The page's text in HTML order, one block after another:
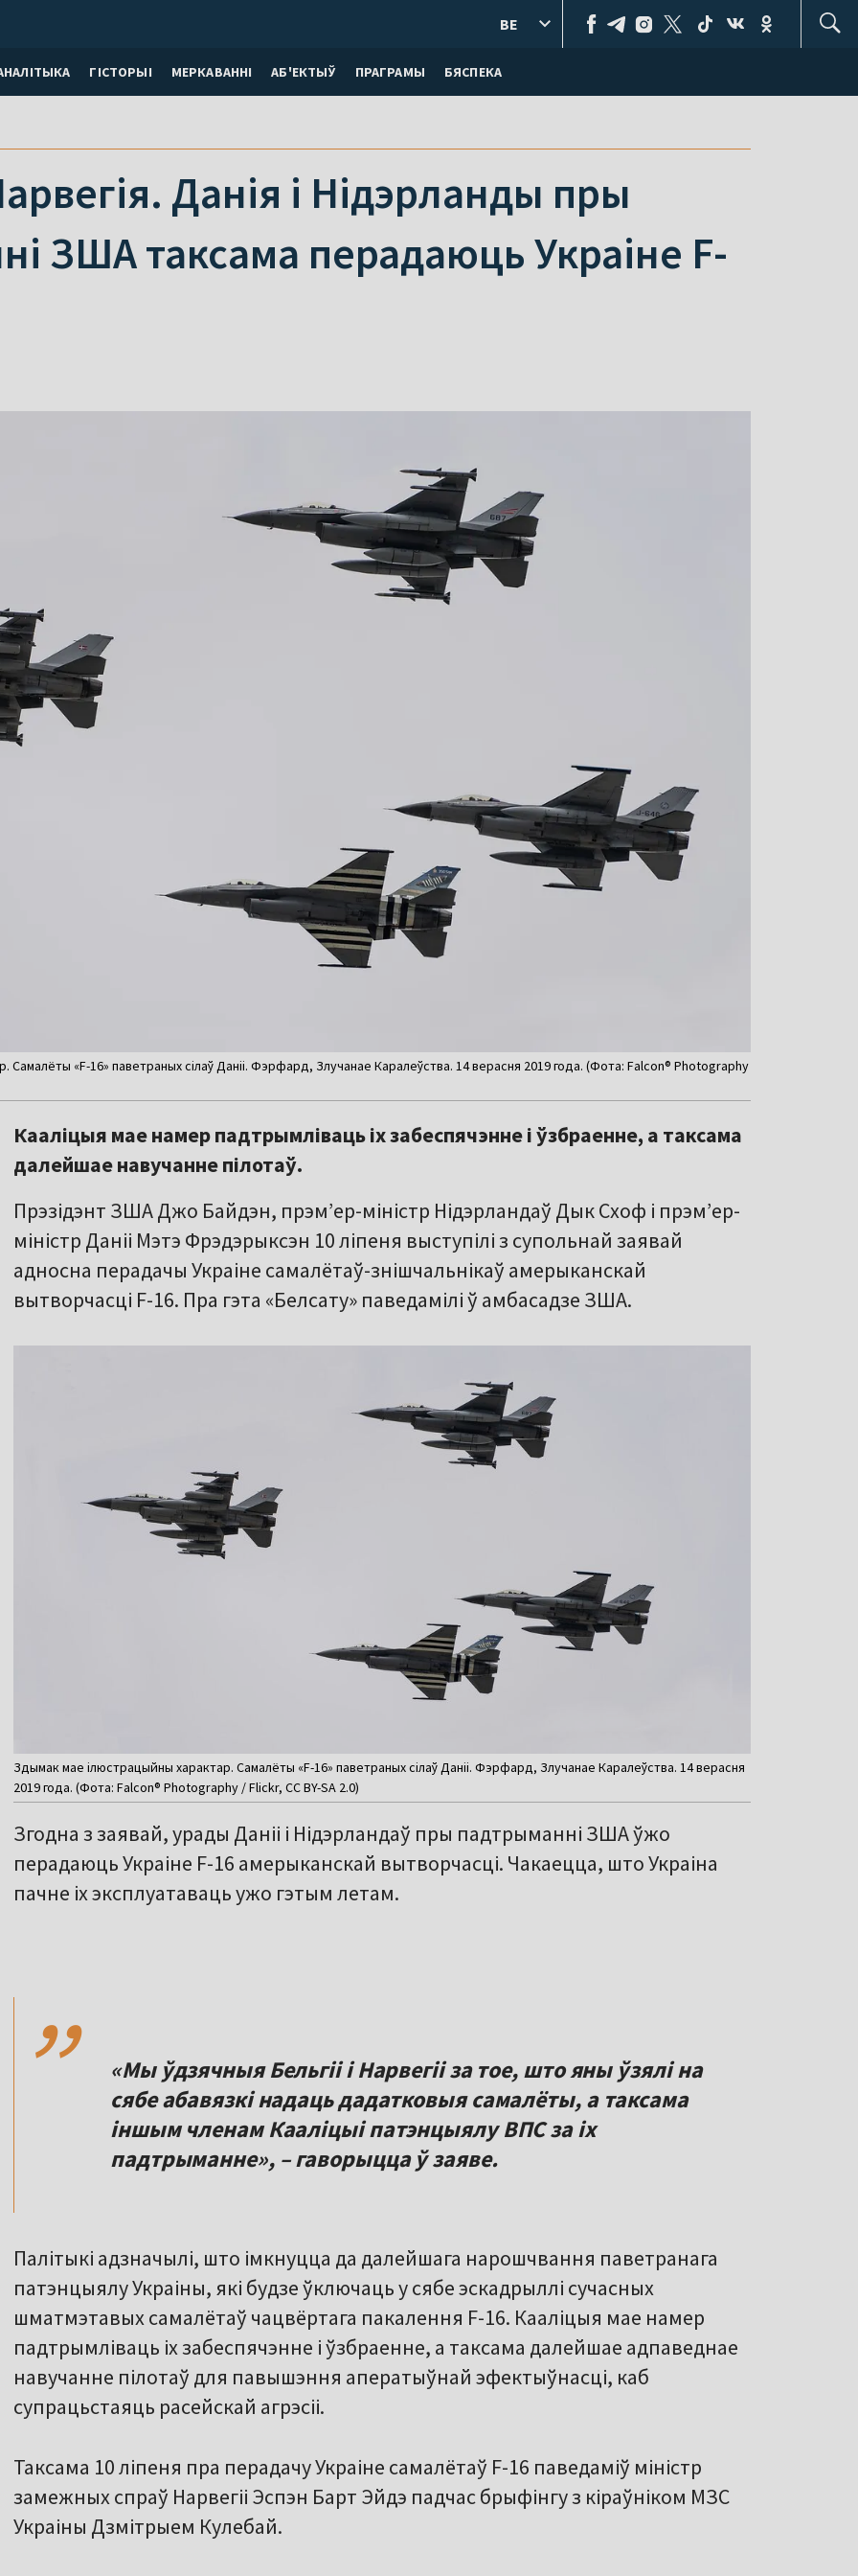
ГІСТОРЫІ МЕРКАВАННI АБ'ЕКТЫЎ ПРАГРАМЫ БЯСПЕКА
BE
Данія і Нідэрланды пры
ЗША таксама перадаюць Украіне F-
«F-16» паветраных сілаў Даніі. Фэрфард, Злучанае Каралеўства. 14 верасня 2019 года. (Фота: Falcon® Photography
Кааліцыя мае намер падтрымліваць іх забеспячэнне і ўзбраенне, а таксама
далейшае навучанне пілотаў.
Прэзідэнт ЗША Джо Байдэн, прэм’ер-міністр Нідэрландаў Дык Схоф і прэмʼер-
міністр Даніі Мэтэ Фрэдэрыксэн 10 ліпеня выступілі з супольнай заявай
адносна перадачы Украіне самалётаў-знішчальнікаў амерыканскай
вытворчасці F-16. Пра гэта «Белсату» паведамілі ў амбасадзе ЗША.
Здымак мае ілюстрацыйны характар. Самалёты «F-16» паветраных сілаў Даніі. Фэрфард, Злучанае Каралеўства. 14 верасня
2019 года. (Фота: Falcon® Photography / Flickr, CC BY-SA 2.0)
Згодна з заявай, урады Даніі і Нідэрландаў пры падтрыманні ЗША ўжо
перадаюць Украіне F-16 амерыканскай вытворчасці. Чакаецца, што Украіна
пачне іх эксплуатаваць ужо гэтым летам.
,,
«Мы ўдзячныя Бельгіі і Нарвегіі за тое, што яны ўзялі на
сябе абавязкі надаць дадатковыя самалёты, а таксама
іншым членам Кааліцыі патэнцыялу ВПС за іх
падтрыманне», – гаворыцца ў заяве.
Палітыкі адзначылі, што імкнуцца да далейшага нарошчвання паветранага
патэнцыялу Украіны, які будзе ўключаць у сябе эскадрыллі сучасных
шматмэтавых самалётаў чацвёртага пакалення F-16. Кааліцыя мае намер
падтрымліваць іх забеспячэнне і ўзбраенне, а таксама далейшае адпаведнае
навучанне пілотаў для павышэння аператыўнай эфектыўнасці, каб
супрацьстаяць расейскай агрэсіі.
Таксама 10 ліпеня пра перадачу Украіне самалётаў F-16 паведаміў міністр
замежных спраў Нарвегіі Эспэн Барт Эйдэ падчас брыфінгу з кіраўніком МЗС
Украіны Дзмітрыем Кулебай.